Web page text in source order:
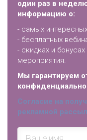
один раз в
информацию о:
- самых
- бесплатных
- скидках и
мероприятия.
Мы гарантируем
Согласие на
рекламной